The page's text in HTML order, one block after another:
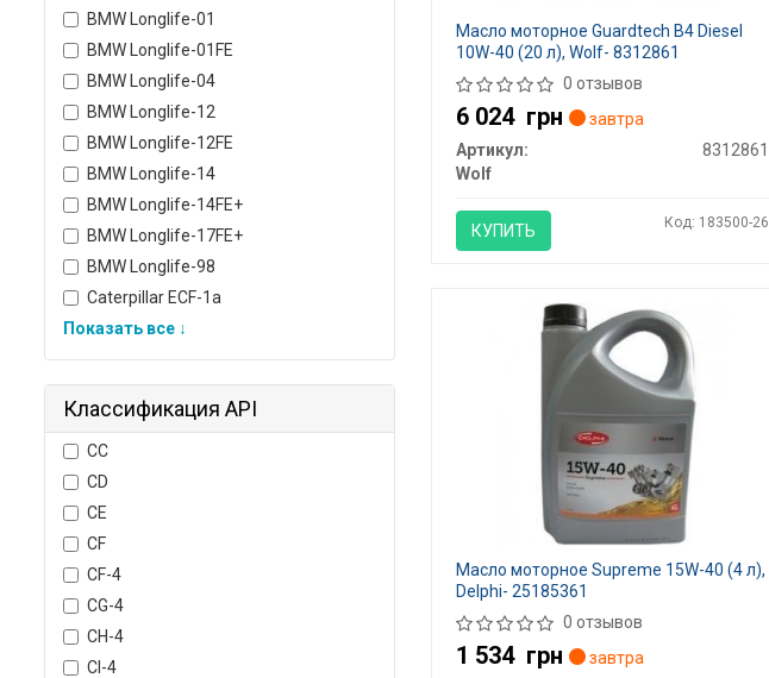
BMW Longlife-01
BMW Longlife-01FE
BMW Longlife-04
BMW Longlife-12
BMW Longlife-12FE
BMW Longlife-14
BMW Longlife-14FE+
BMW Longlife-17FE+
BMW Longlife-98
Caterpillar ECF-1a
Показать все ↓
Классификация API
CC
CD
CE
CF
CF-4
CG-4
CH-4
CI-4
Масло моторное Guardtech B4 Diesel
10W-40 (20 л), Wolf- 8312861
0 отзывов
6 024 грн
завтра
Артикул:
8312861
Wolf
КУПИТЬ Код: 183500-26
Масло моторное Supreme 15W-40 (4 л),
Delphi- 25185361
0 отзывов
1 534 грн
завтра